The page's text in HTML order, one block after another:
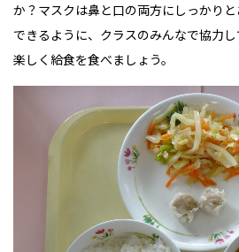
か？マスクは鼻と口の両方にしっかり
できるように、クラスのみんなで協力
楽しく給食を食べましょう。